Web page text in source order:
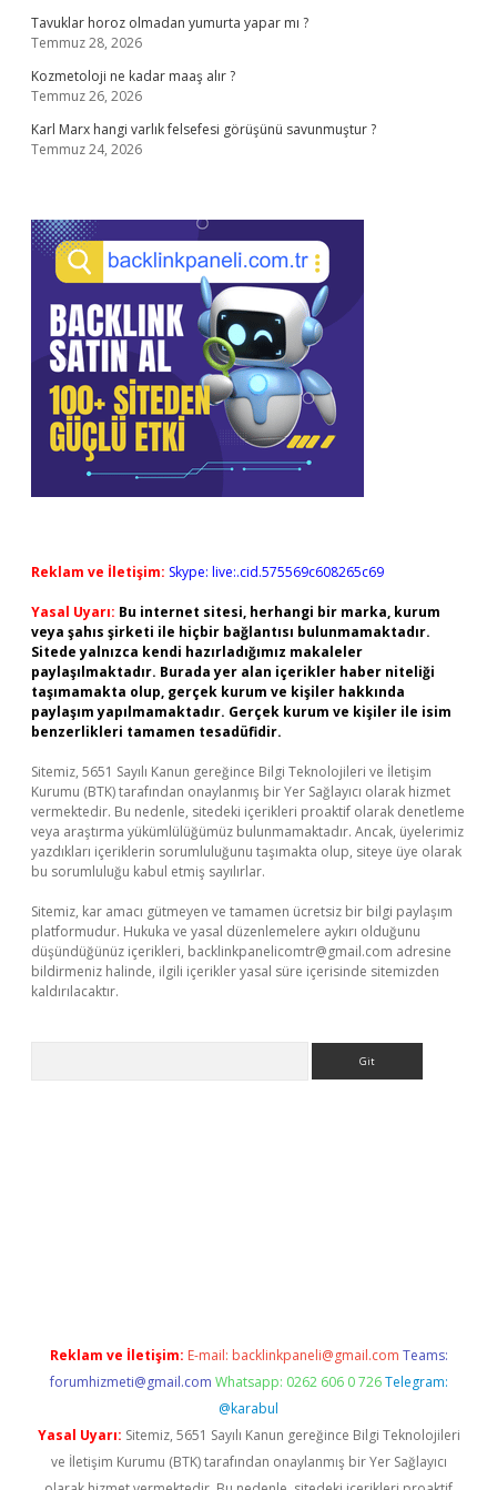
Tavuklar horoz olmadan yumurta yapar mı ?
Temmuz 28, 2026
Kozmetoloji ne kadar maaş alır ?
Temmuz 26, 2026
Karl Marx hangi varlık felsefesi görüşünü savunmuştur ?
Temmuz 24, 2026
Reklam ve İletişim: Skype: live:.cid.575569c608265c69
Yasal Uyarı: Bu internet sitesi, herhangi bir marka, kurum
veya şahıs şirketi ile hiçbir bağlantısı bulunmamaktadır.
Sitede yalnızca kendi hazırladığımız makaleler
paylaşılmaktadır. Burada yer alan içerikler haber niteliği
taşımamakta olup, gerçek kurum ve kişiler hakkında
paylaşım yapılmamaktadır. Gerçek kurum ve kişiler ile isim
benzerlikleri tamamen tesadüfidir.
Sitemiz, 5651 Sayılı Kanun gereğince Bilgi Teknolojileri ve İletişim
Kurumu (BTK) tarafından onaylanmış bir Yer Sağlayıcı olarak hizmet
vermektedir. Bu nedenle, sitedeki içerikleri proaktif olarak denetleme
veya araştırma yükümlülüğümüz bulunmamaktadır. Ancak, üyelerimiz
yazdıkları içeriklerin sorumluluğunu taşımakta olup, siteye üye olarak
bu sorumluluğu kabul etmiş sayılırlar.
Sitemiz, kar amacı gütmeyen ve tamamen ücretsiz bir bilgi paylaşım
platformudur. Hukuka ve yasal düzenlemelere aykırı olduğunu
düşündüğünüz içerikleri, backlinkpanelicomtr@gmail.com adresine
bildirmeniz halinde, ilgili içerikler yasal süre içerisinde sitemizden
kaldırılacaktır.
Reklam ve İletişim: E-mail: backlinkpaneli@gmail.com Teams:
forumhizmeti@gmail.com Whatsapp: 0262 606 0 726 Telegram:
@karabul
Yasal Uyarı: Sitemiz, 5651 Sayılı Kanun gereğince Bilgi Teknolojileri
ve İletişim Kurumu (BTK) tarafından onaylanmış bir Yer Sağlayıcı